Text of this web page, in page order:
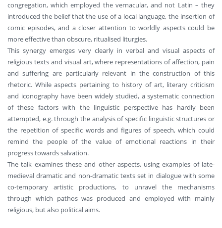
congregation, which employed the vernacular, and not Latin – they
introduced the belief that the use of a local language, the insertion of
comic episodes, and a closer attention to worldly aspects could be
more effective than obscure, ritualised liturgies.
This synergy emerges very clearly in verbal and visual aspects of
religious texts and visual art, where representations of affection, pain
and suffering are particularly relevant in the construction of this
rhetoric. While aspects pertaining to history of art, literary criticism
and iconography have been widely studied, a systematic connection
of these factors with the linguistic perspective has hardly been
attempted, e.g. through the analysis of specific linguistic structures or
the repetition of specific words and figures of speech, which could
remind the people of the value of emotional reactions in their
progress towards salvation.
The talk examines these and other aspects, using examples of late-
medieval dramatic and non-dramatic texts set in dialogue with some
co-temporary artistic productions, to unravel the mechanisms
through which pathos was produced and employed with mainly
religious, but also political aims.